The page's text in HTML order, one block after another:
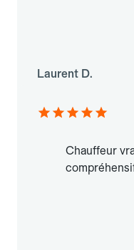
Laurent D.
Chauffeur